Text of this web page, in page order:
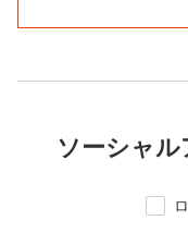
ソーシャ